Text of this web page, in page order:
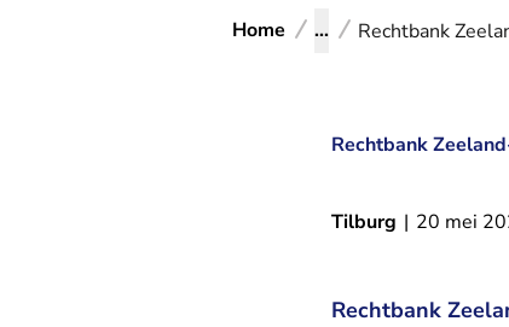
Home ... Rechtbank
Rechtbank
Tilburg | 20 mei
Rechtbank